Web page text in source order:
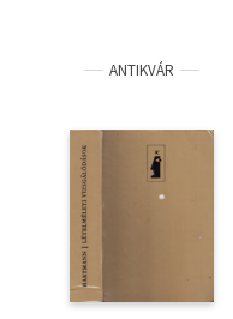
ANTIKVÁR